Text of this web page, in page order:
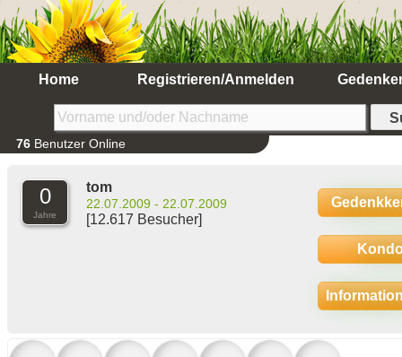
Home Registrieren/Anmelden
76 Benutzer Online
0
Jahre
tom
22.07.2009 - 22.07.2009
[12.617 Besucher]